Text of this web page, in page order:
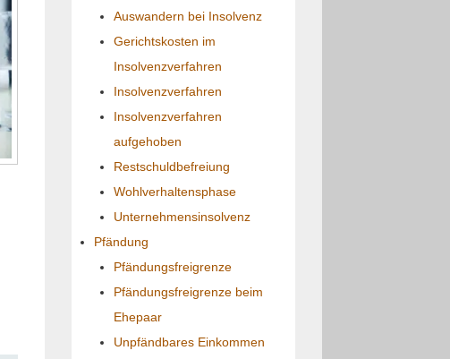
Auswandern bei Insolvenz
Gerichtskosten im
Insolvenzverfahren
Insolvenzverfahren
Insolvenzverfahren
aufgehoben
Restschuldbefreiung
Wohlverhaltensphase
Unternehmensinsolvenz
Pfändung
Pfändungsfreigrenze
Pfändungsfreigrenze beim
Ehepaar
Unpfändbares Einkommen